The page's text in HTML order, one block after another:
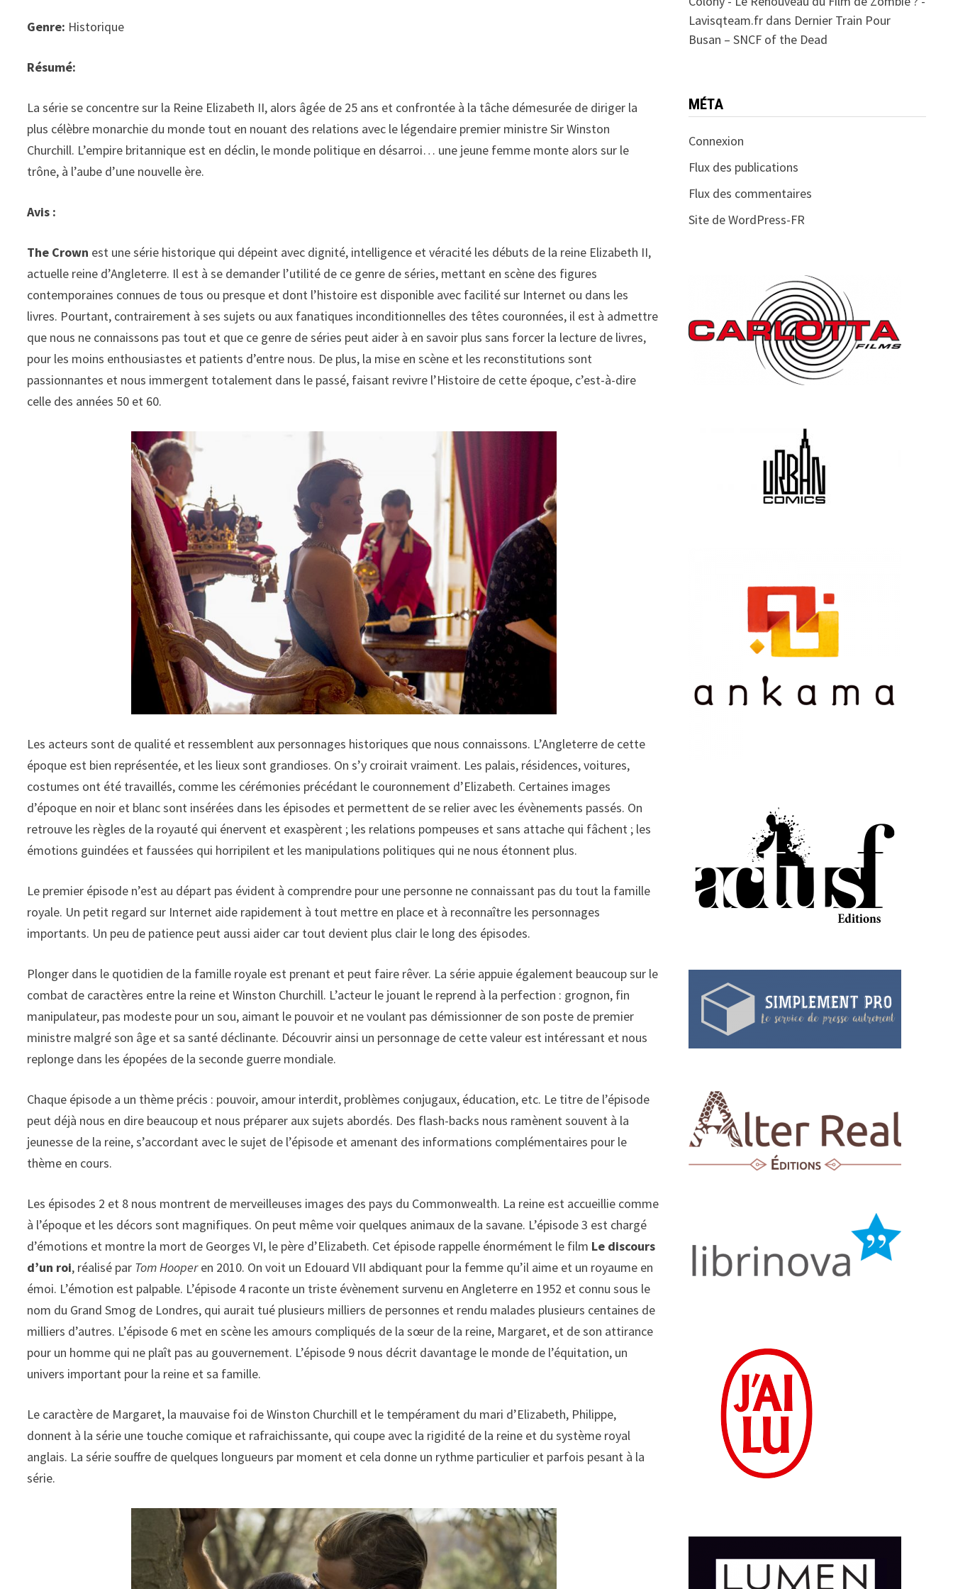
Genre: Historique
Résumé:
La série se concentre sur la Reine Elizabeth II, alors âgée de 25 ans et confrontée à la tâche démesurée de diriger la
plus célèbre monarchie du monde tout en nouant des relations avec le légendaire premier ministre Sir Winston
Churchill. L’empire britannique est en déclin, le monde politique en désarroi… une jeune femme monte alors sur le
trône, à l’aube d’une nouvelle ère.
Avis :
The Crown est une série historique qui dépeint avec dignité, intelligence et véracité les débuts de la reine Elizabeth II,
actuelle reine d’Angleterre. Il est à se demander l’utilité de ce genre de séries, mettant en scène des figures
contemporaines connues de tous ou presque et dont l’histoire est disponible avec facilité sur Internet ou dans les
livres. Pourtant, contrairement à ses sujets ou aux fanatiques inconditionnelles des têtes couronnées, il est à admettre
que nous ne connaissons pas tout et que ce genre de séries peut aider à en savoir plus sans forcer la lecture de livres,
pour les moins enthousiastes et patients d’entre nous. De plus, la mise en scène et les reconstitutions sont
passionnantes et nous immergent totalement dans le passé, faisant revivre l’Histoire de cette époque, c’est-à-dire
celle des années 50 et 60.
Les acteurs sont de qualité et ressemblent aux personnages historiques que nous connaissons. L’Angleterre de cette
époque est bien représentée, et les lieux sont grandioses. On s’y croirait vraiment. Les palais, résidences, voitures,
costumes ont été travaillés, comme les cérémonies précédant le couronnement d’Elizabeth. Certaines images
d’époque en noir et blanc sont insérées dans les épisodes et permettent de se relier avec les évènements passés. On
retrouve les règles de la royauté qui énervent et exaspèrent ; les relations pompeuses et sans attache qui fâchent ; les
émotions guindées et faussées qui horripilent et les manipulations politiques qui ne nous étonnent plus.
Le premier épisode n’est au départ pas évident à comprendre pour une personne ne connaissant pas du tout la famille
royale. Un petit regard sur Internet aide rapidement à tout mettre en place et à reconnaître les personnages
importants. Un peu de patience peut aussi aider car tout devient plus clair le long des épisodes.
Plonger dans le quotidien de la famille royale est prenant et peut faire rêver. La série appuie également beaucoup sur le
combat de caractères entre la reine et Winston Churchill. L’acteur le jouant le reprend à la perfection : grognon, fin
manipulateur, pas modeste pour un sou, aimant le pouvoir et ne voulant pas démissionner de son poste de premier
ministre malgré son âge et sa santé déclinante. Découvrir ainsi un personnage de cette valeur est intéressant et nous
replonge dans les épopées de la seconde guerre mondiale.
Chaque épisode a un thème précis : pouvoir, amour interdit, problèmes conjugaux, éducation, etc. Le titre de l’épisode
peut déjà nous en dire beaucoup et nous préparer aux sujets abordés. Des flash-backs nous ramènent souvent à la
jeunesse de la reine, s’accordant avec le sujet de l’épisode et amenant des informations complémentaires pour le
thème en cours.
Les épisodes 2 et 8 nous montrent de merveilleuses images des pays du Commonwealth. La reine est accueillie comme
à l’époque et les décors sont magnifiques. On peut même voir quelques animaux de la savane. L’épisode 3 est chargé
d’émotions et montre la mort de Georges VI, le père d’Elizabeth. Cet épisode rappelle énormément le film Le discours
d’un roi, réalisé par Tom Hooperen 2010. On voit un Edouard VII abdiquant pour la femme qu’il aime et un royaume en
émoi. L’émotion est palpable. L’épisode 4 raconte un triste évènement survenu en Angleterre en 1952 et connu sous le
nom du Grand Smog de Londres, qui aurait tué plusieurs milliers de personnes et rendu malades plusieurs centaines de
milliers d’autres. L’épisode 6 met en scène les amours compliqués de la sœur de la reine, Margaret, et de son attirance
pour un homme qui ne plaît pas au gouvernement. L’épisode 9 nous décrit davantage le monde de l’équitation, un
univers important pour la reine et sa famille.
Le caractère de Margaret, la mauvaise foi de Winston Churchill et le tempérament du mari d’Elizabeth, Philippe,
donnent à la série une touche comique et rafraichissante, qui coupe avec la rigidité de la reine et du système royal
anglais. La série souffre de quelques longueurs par moment et cela donne un rythme particulier et parfois pesant à la
série.
Lavisqteam.frdans Dernier Train Pour
Busan – SNCF of the Dead
MÉTA
Connexion
Flux des publications
Flux des commentaires
Site de WordPress-FR